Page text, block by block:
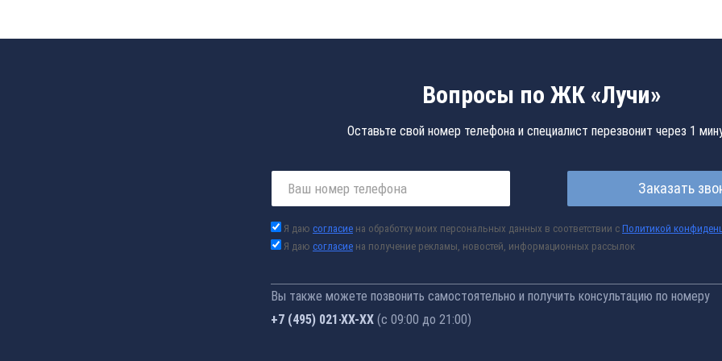
Вопросы по ЖК «Лучи»
Оставьте свой номер телефона и специалист перезвонит через 1
Заказать
Я даю согласие на обработку моих персональных данных в соответствии с Политикой
Я даю согласие на получение рекламы, новостей, информационных рассылок
Вы также можете позвонить самостоятельно и получить консультацию по номеру
+7 (495) 021-41-76 (с 09:00 до 21:00)